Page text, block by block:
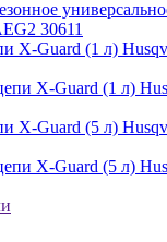
X-Guard (1 л)
X-Guard (5 л)